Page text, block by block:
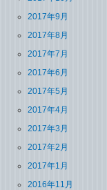
2017年9月
2017年8月
2017年7月
2017年6月
2017年5月
2017年4月
2017年3月
2017年2月
2017年1月
2016年11月